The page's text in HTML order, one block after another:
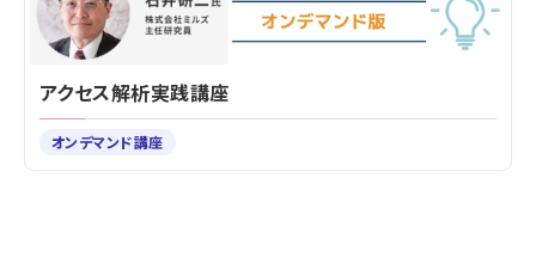
アクセス解析実践講座
オンデマンド講座